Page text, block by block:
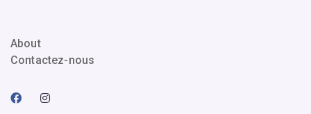
About
Contactez-nous